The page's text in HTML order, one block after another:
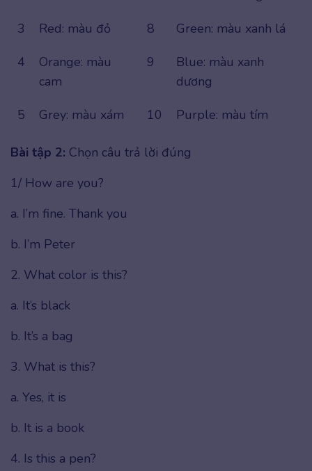
3
Red: màu đỏ 8
Green: màu xanh lá
4
Orange: màu
cam
9
Blue: màu xanh
dương
5
Grey: màu xám 10 Purple: màu tím
Bài tập 2: Chọn câu trả lời đúng
1/ How are you?
a. I’m fine. Thank you
b. I’m Peter
2. What color is this?
a. It’s black
b. It’s a bag
3. What is this?
a. Yes, it is
b. It is a book
4. Is this a pen?